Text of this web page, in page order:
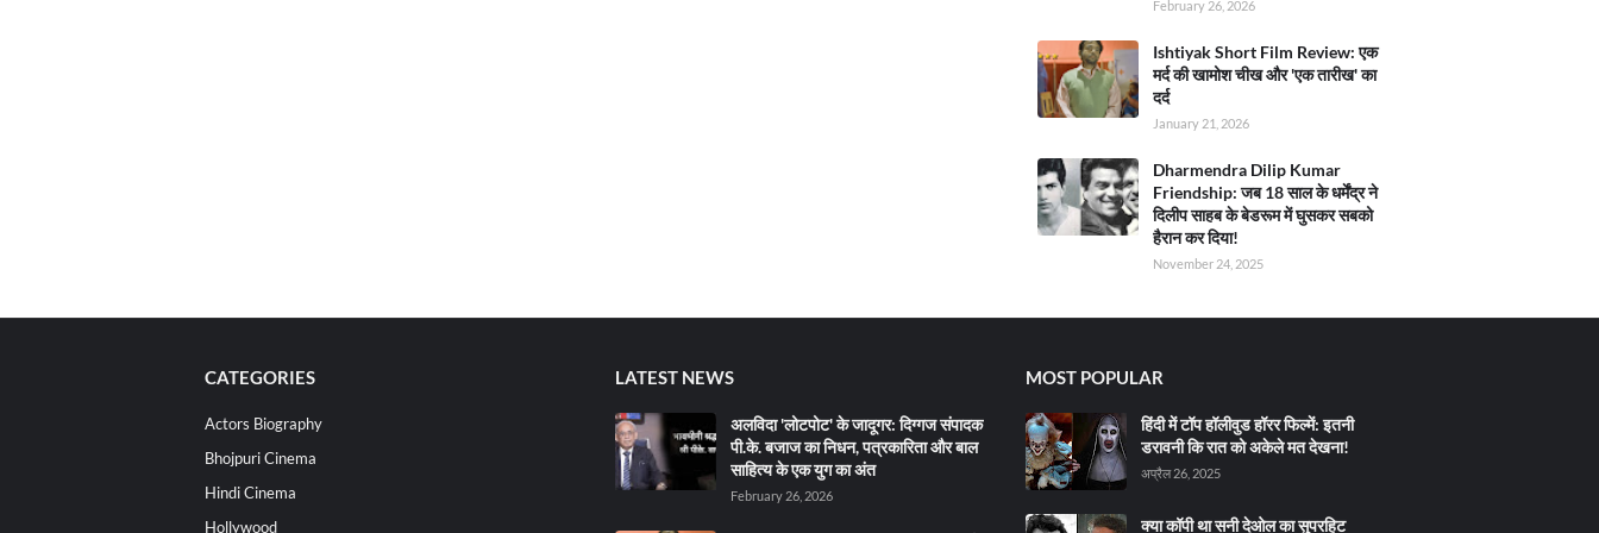
February 26, 2026
Ishtiyak Short Film Review: एक
मर्द की खामोश चीख और 'एक तारीख' का
दर्द
January 21, 2026
Dharmendra Dilip Kumar
Friendship: जब 18 साल के धर्मेंद्र ने
दिलीप साहब के बेडरूम में घुसकर सबको
हैरान कर दिया!
November 24, 2025
CATEGORIES
Actors Biography
Bhojpuri Cinema
Hindi Cinema
Hollywood
LATEST NEWS
अलविदा 'लोटपोट' के जादूगर: दिग्गज संपादक
पी.के. बजाज का निधन, पत्रकारिता और बाल
साहित्य के एक युग का अंत
February 26, 2026
MOST POPULAR
हिंदी में टॉप हॉलीवुड हॉरर फिल्में: इतनी
डरावनी कि रात को अकेले मत देखना!
अप्रैल 26, 2025
क्या कॉपी था सनी देओल का सुपरहिट